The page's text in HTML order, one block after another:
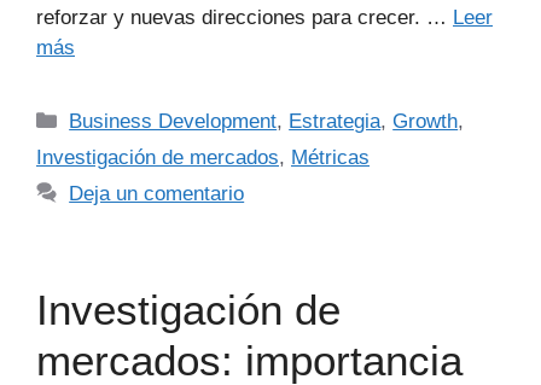
reforzar y nuevas direcciones para crecer. … Leer
más
Business Development, Estrategia,Growth,
Investigación de mercados, Métricas
Deja un comentario
Investigación de
mercados: importancia